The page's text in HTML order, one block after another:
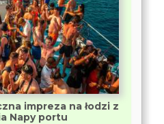
impreza na łodzi z
Napy portu